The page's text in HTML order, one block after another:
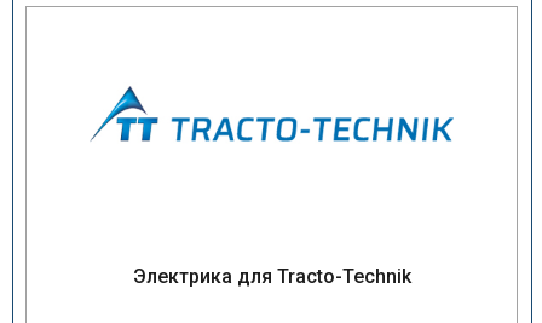
Электрика для Tracto-Technik